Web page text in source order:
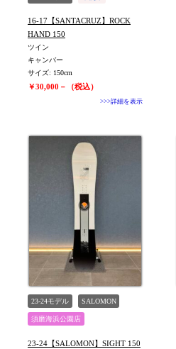
16-17【SANTACRUZ】ROCK
HAND 150
ツイン
キャンバー
サイズ: 150cm
￥30,000－（税込）
>>>詳細を表示
23-24モデル SALOMON
須磨海浜公園店
23-24【SALOMON】SIGHT 150